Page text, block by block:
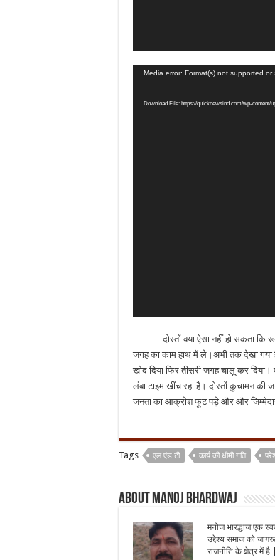
Video
Media error: Format(s) not supported or
Download File: https://quicknewsind.com/wp-content/
दोस्तों क्या ऐसा नहीं हो सकता कि
जगह का काम हाथ में ले।अभी तक देखा गया
खोद दिया फिर तीसरी जगह चालू कर
लंबा टाइम खींच रहा है। दोस्तों कुचामन की
जनता का आक्रोश फूट पड़े और और
Tags एल एंड टी कार्य की धीमी गति
About Manoj Bhardwaj
मनोज भारद्धाज एक
उद्देश्य समाज को
राजनीति के क्षेत्र में है |